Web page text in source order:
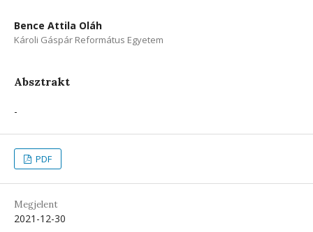
Bence Attila Oláh
Károli Gáspár Református Egyetem
Absztrakt
-
PDF
Megjelent
2021-12-30